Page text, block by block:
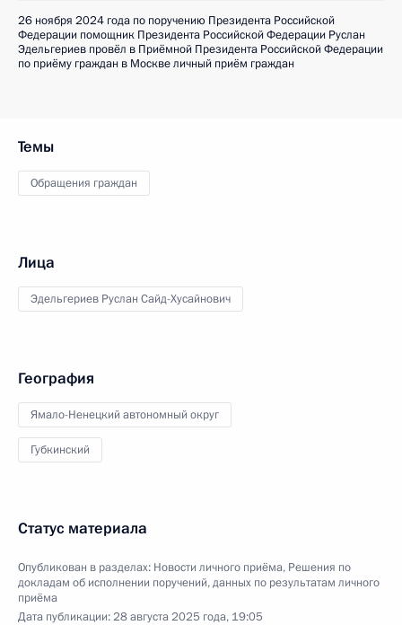
26 ноября 2024 года по поручению Президента Российской
Федерации помощник Президента Российской Федерации Руслан
Эдельгериев провёл в Приёмной Президента Российской Федерации
по приёму граждан в Москве личный приём граждан
Темы
Обращения граждан
Лица
Эдельгериев Руслан Сайд-Хусайнович
География
Ямало-Ненецкий автономный округ
Губкинский
Статус материала
Опубликован в разделах: Новости личного приёма, Решения по
докладам об исполнении поручений, данных по результатам личного
приёма
Дата публикации:28 августа 2025 года, 19:05